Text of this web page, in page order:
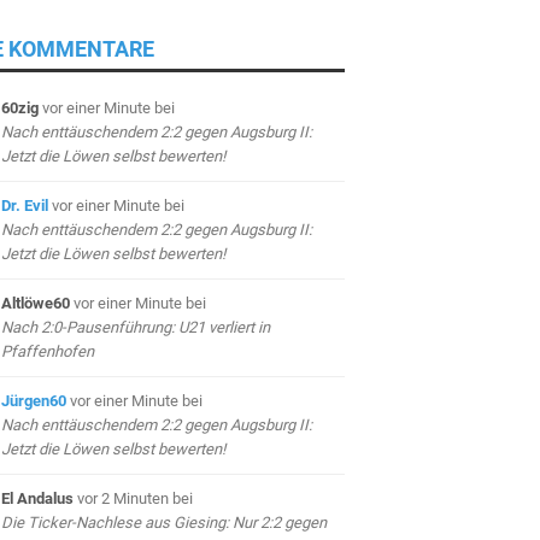
KOMMENTARE
60zig vor einer Minutebei
Nach enttäuschendem 2:2 gegen Augsburg II:
Jetzt die Löwen selbst bewerten!
Dr. Evil vor einer Minutebei
Nach enttäuschendem 2:2 gegen Augsburg II:
Jetzt die Löwen selbst bewerten!
Altlöwe60 vor einer Minutebei
Nach 2:0-Pausenführung: U21 verliert in
Pfaffenhofen
Jürgen60 vor einer Minutebei
Nach enttäuschendem 2:2 gegen Augsburg II:
Jetzt die Löwen selbst bewerten!
El Andalus vor 2 Minuten bei
Die Ticker-Nachlese aus Giesing: Nur 2:2 gegen